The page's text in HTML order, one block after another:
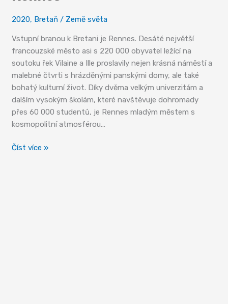
2020, Bretaň / Země světa
Vstupní branou k Bretani je Rennes. Desáté největší
francouzské město asi s 220 000 obyvatel ležící na
soutoku řek Vilaine a Ille proslavily nejen krásná náměstí a
malebné čtvrti s hrázděnými panskými domy, ale také
bohatý kulturní život. Díky dvěma velkým univerzitám a
dalším vysokým školám, které navštěvuje dohromady
přes 60 000 studentů, je Rennes mladým městem s
kosmopolitní atmosférou…
Rennes
Číst více »